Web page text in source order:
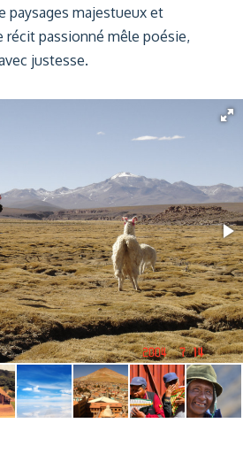
paysages majestueux et
récit passionné mêle poésie,
justesse.